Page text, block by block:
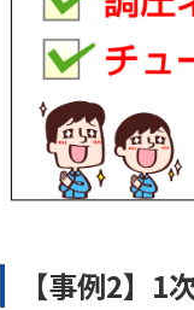
【事例2】